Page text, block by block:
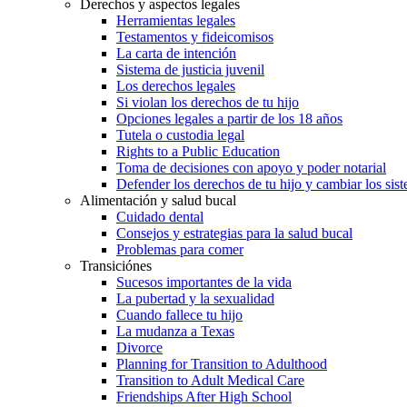
Derechos y aspectos legales
Herramientas legales
Testamentos y fideicomisos
La carta de intención
Sistema de justicia juvenil
Los derechos legales
Si violan los derechos de tu hijo
Opciones legales a partir de los 18 años
Tutela o custodia legal
Rights to a Public Education
Toma de decisiones con apoyo y poder notarial
Defender los derechos de tu hijo y cambiar los
Alimentación y salud bucal
Cuidado dental
Consejos y estrategias para la salud bucal
Problemas para comer
Transiciónes
Sucesos importantes de la vida
La pubertad y la sexualidad
Cuando fallece tu hijo
La mudanza a Texas
Divorce
Planning for Transition to Adulthood
Transition to Adult Medical Care
Friendships After High School